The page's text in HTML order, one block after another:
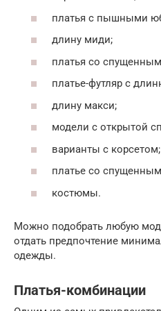
платья с пышными
длину миди;
платья со
платье-футляр с
длину макси;
модели с открытой
варианты с корсетом;
платье со
костюмы.
Можно подобрать любую
отдать предпочтение
одежды.
Платья-комбинации